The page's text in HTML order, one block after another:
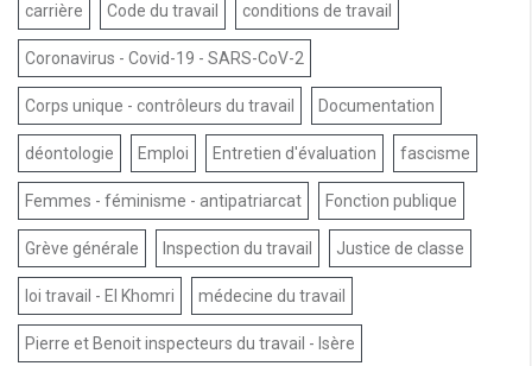
carrière Code du travail conditions de travail
Coronavirus - Covid-19 - SARS-CoV-2
Corps unique - contrôleurs du travail Documentation
déontologie Emploi Entretien d'évaluation fascisme
Femmes - féminisme - antipatriarcat Fonction publique
Grève générale Inspection du travail Justice de classe
loi travail - El Khomri médecine du travail
Pierre et Benoit inspecteurs du travail - Isère